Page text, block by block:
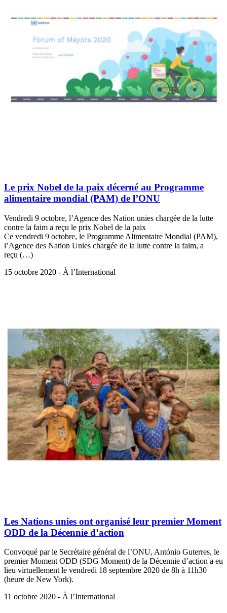
Le prix Nobel de la paix décerné au Programme
alimentaire mondial (PAM) de l’ONU
Vendredi 9 octobre, l’Agence des Nation unies chargée de la lutte
contre la faim a reçu le prix Nobel de la paix
Ce vendredi 9 octobre, le Programme Alimentaire Mondial (PAM),
l’Agence des Nation Unies chargée de la lutte contre la faim, a
reçu (…)
15 octobre 2020 - À l’International
Les Nations unies ont organisé leur premier Moment
ODD de la Décennie d’action
Convoqué par le Secrétaire général de l’ONU, António Guterres, le
premier Moment ODD (SDG Moment) de la Décennie d’action a eu
lieu virtuellement le vendredi 18 septembre 2020 de 8h à 11h30
(heure de New York).
11 octobre 2020 - À l’International